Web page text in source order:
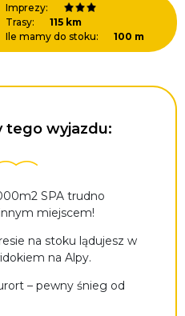
Imprezy:
Trasy:
115 km
Ile mamy do stoku: 100 m
tego wyjazdu:
SPA trudno
miejscem!
na stoku lądujesz w
na Alpy.
– pewny śnieg od